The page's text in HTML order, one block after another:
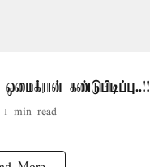
கண்டுபிடிப்பு..!!
1 min read